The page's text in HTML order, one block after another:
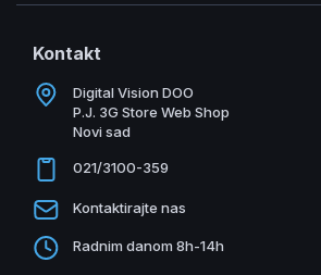
Kontakt
Digital Vision DOO
P.J. 3G Store Web Shop
Novi sad
021/3100-359
Kontaktirajte nas
Radnim danom 8h-14h